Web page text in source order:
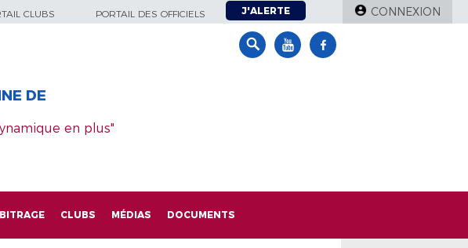
CLUBS PORTAIL DES OFFICIELS J'ALERTE CONNEXION
DE
en plus"
CLUBS MÉDIAS DOCUMENTS